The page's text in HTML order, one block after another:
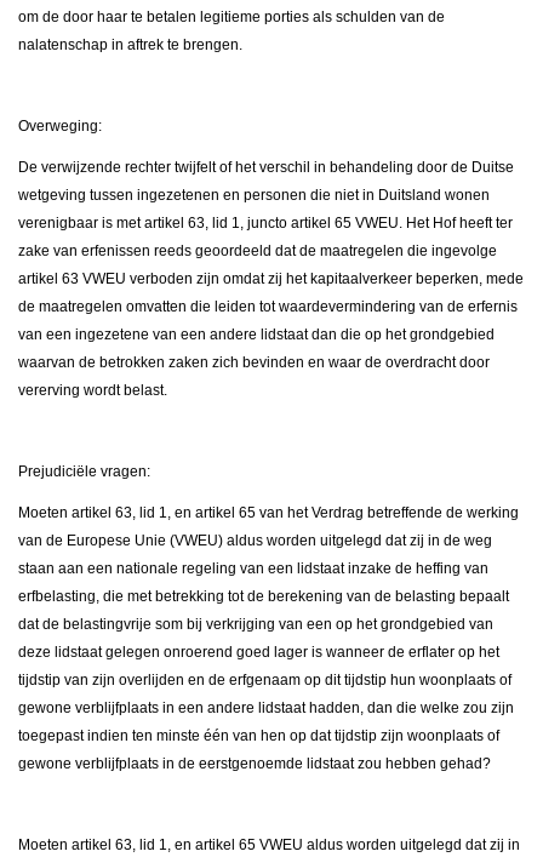
om de door haar te betalen legitieme porties als schulden van de
nalatenschap in aftrek te brengen.
Overweging:
De verwijzende rechter twijfelt of het verschil in behandeling door de Duitse
wetgeving tussen ingezetenen en personen die niet in Duitsland wonen
verenigbaar is met artikel 63, lid 1, juncto artikel 65 VWEU. Het Hof heeft ter
zake van erfenissen reeds geoordeeld dat de maatregelen die ingevolge
artikel 63 VWEU verboden zijn omdat zij het kapitaalverkeer beperken, mede
de maatregelen omvatten die leiden tot waardevermindering van de erfernis
van een ingezetene van een andere lidstaat dan die op het grondgebied
waarvan de betrokken zaken zich bevinden en waar de overdracht door
vererving wordt belast.
Prejudiciële vragen:
Moeten artikel 63, lid 1, en artikel 65 van het Verdrag betreffende de werking
van de Europese Unie (VWEU) aldus worden uitgelegd dat zij in de weg
staan aan een nationale regeling van een lidstaat inzake de heffing van
erfbelasting, die met betrekking tot de berekening van de belasting bepaalt
dat de belastingvrije som bij verkrijging van een op het grondgebied van
deze lidstaat gelegen onroerend goed lager is wanneer de erflater op het
tijdstip van zijn overlijden en de erfgenaam op dit tijdstip hun woonplaats of
gewone verblijfplaats in een andere lidstaat hadden, dan die welke zou zijn
toegepast indien ten minste één van hen op dat tijdstip zijn woonplaats of
gewone verblijfplaats in de eerstgenoemde lidstaat zou hebben gehad?
Moeten artikel 63, lid 1, en artikel 65 VWEU aldus worden uitgelegd dat zij in